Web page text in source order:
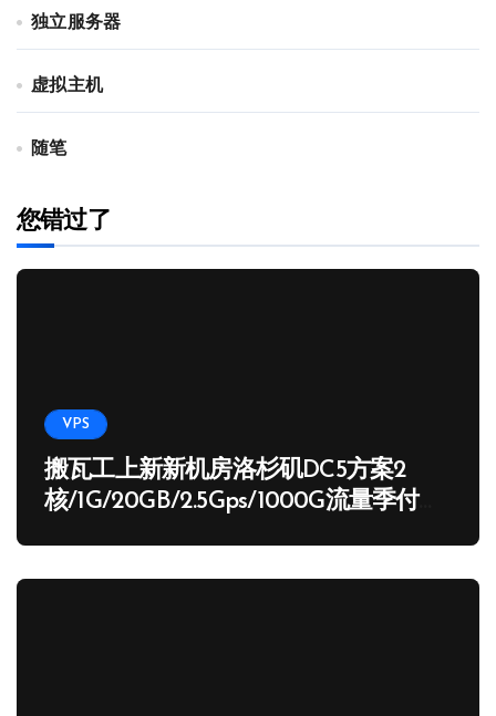
独立服务器
虚拟主机
随笔
您错过了
VPS
搬瓦工上新新机房洛杉矶DC5方案2
核/1G/20GB/2.5Gps/1000G流量季付